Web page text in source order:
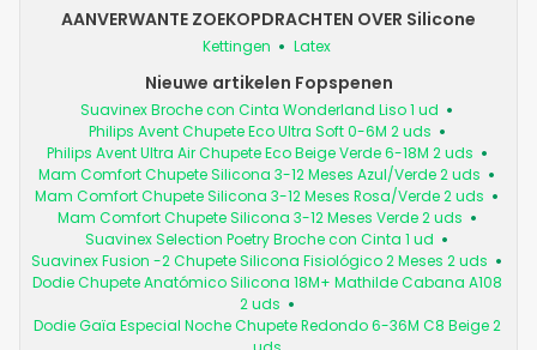
AANVERWANTE ZOEKOPDRACHTEN OVER Silicone
Kettingen Latex
Nieuwe artikelen Fopspenen
Suavinex Broche con Cinta Wonderland Liso 1 ud
Philips Avent Chupete Eco Ultra Soft 0-6M 2 uds
Philips Avent Ultra Air Chupete Eco Beige Verde 6-18M 2 uds
Mam Comfort Chupete Silicona 3-12 Meses Azul/Verde 2 uds
Mam Comfort Chupete Silicona 3-12 Meses Rosa/Verde 2 uds
Mam Comfort Chupete Silicona 3-12 Meses Verde 2 uds
Suavinex Selection Poetry Broche con Cinta 1 ud
Suavinex Fusion -2 Chupete Silicona Fisiológico 2 Meses 2 uds
Dodie Chupete Anatómico Silicona 18M+ Mathilde Cabana A108
2 uds
Dodie Gaïa Especial Noche Chupete Redondo 6-36M C8 Beige 2